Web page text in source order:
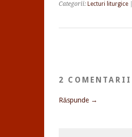
Categorii: Lecturi liturgice
2 COMENTARII
Răspunde →